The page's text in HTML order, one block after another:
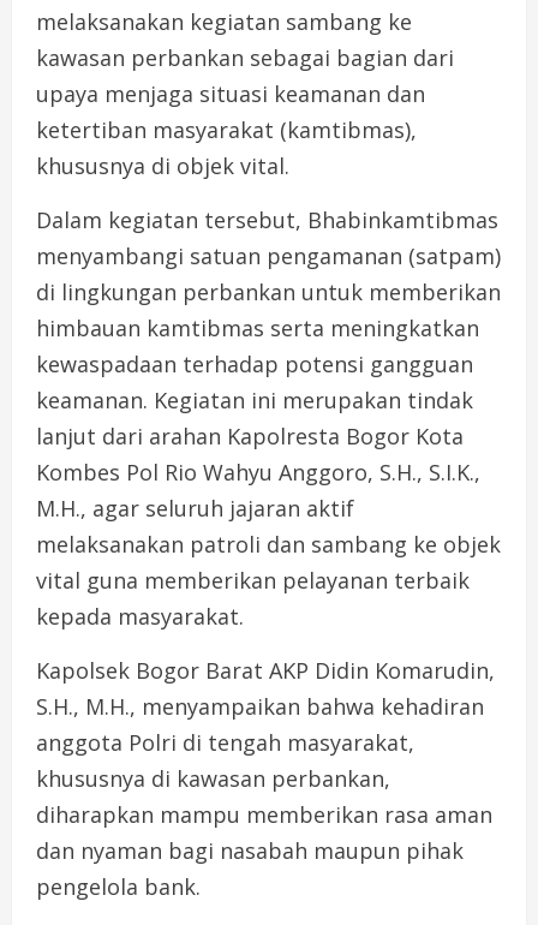
melaksanakan kegiatan sambang ke
kawasan perbankan sebagai bagian dari
upaya menjaga situasi keamanan dan
ketertiban masyarakat (kamtibmas),
khususnya di objek vital.
Dalam kegiatan tersebut, Bhabinkamtibmas
menyambangi satuan pengamanan (satpam)
di lingkungan perbankan untuk memberikan
himbauan kamtibmas serta meningkatkan
kewaspadaan terhadap potensi gangguan
keamanan. Kegiatan ini merupakan tindak
lanjut dari arahan Kapolresta Bogor Kota
Kombes Pol Rio Wahyu Anggoro, S.H., S.I.K.,
M.H., agar seluruh jajaran aktif
melaksanakan patroli dan sambang ke objek
vital guna memberikan pelayanan terbaik
kepada masyarakat.
Kapolsek Bogor Barat AKP Didin Komarudin,
S.H., M.H., menyampaikan bahwa kehadiran
anggota Polri di tengah masyarakat,
khususnya di kawasan perbankan,
diharapkan mampu memberikan rasa aman
dan nyaman bagi nasabah maupun pihak
pengelola bank.